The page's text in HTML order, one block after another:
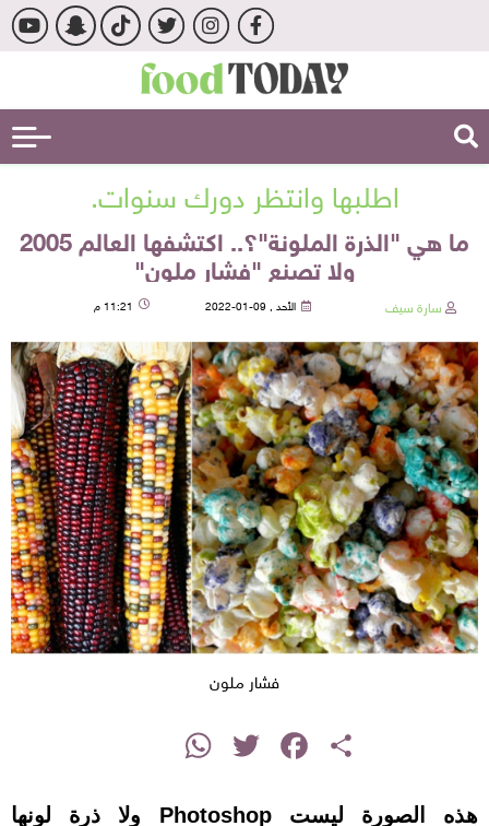
اطلبها وانتظر دورك سنوات.
ما هي "الذرة الملونة"؟.. اكتشفها العالم 2005
ولا تصنع "فشار ملون"
سارة سيف الأحد , 09-01-2022 11:21 م
فشار ملون
Share
Facebook
Twitter
WhatsApp
هذه الصورة ليست Photoshop ولا ذرة لونها